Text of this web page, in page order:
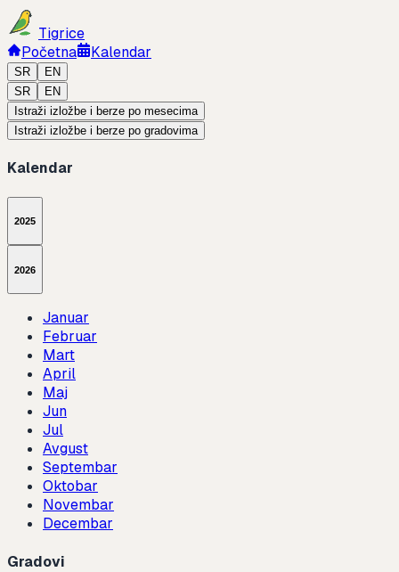
Tigrice
Početna
Kalendar
SR
EN
SR
EN
Istraži izložbe i berze po mesecima
Istraži izložbe i berze po gradovima
Kalendar
2025
2026
Januar
Februar
Mart
April
Maj
Jun
Jul
Avgust
Septembar
Oktobar
Novembar
Decembar
Gradovi